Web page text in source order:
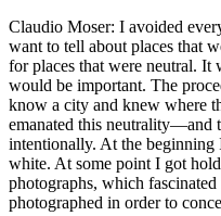
Claudio Moser: I avoided
want to tell about places that
for places that were neutral. It
would be important. The
know a city and knew where
emanated this neutrality—and
intentionally. At the
white. At some point I got
photographs, which
photographed in order to